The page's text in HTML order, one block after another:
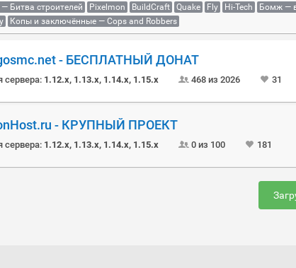
Битва строителей Pixelmon BuildCraft Quake Fly Hi-Tech Бомж —
Копы и заключённые — Cops and Robbers
- БЕСПЛАТНЫЙ ДОНАТ
сервера: 1.12.x, 1.13.x, 1.14.x, 1.15.x 468 из 2026 31
- КРУПНЫЙ ПРОЕКТ
сервера: 1.12.x, 1.13.x, 1.14.x, 1.15.x 0 из 100 181